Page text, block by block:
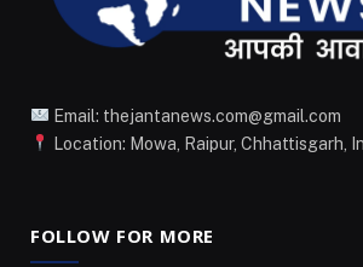
Email: thejantanews.com@gmail.com
Location: Mowa, Raipur, Chhattisgarh,
FOLLOW FOR MORE